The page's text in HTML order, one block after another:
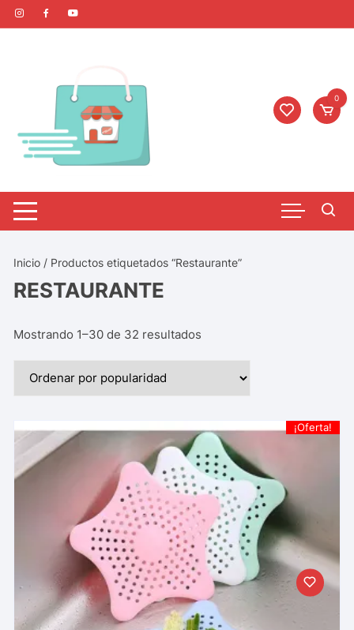
0
Inicio / Productos etiquetados “Restaurante”
RESTAURANTE
Mostrando 1–30 de 32 resultados
¡Oferta!